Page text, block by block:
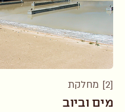
[2] מחלקת
מים וביוב